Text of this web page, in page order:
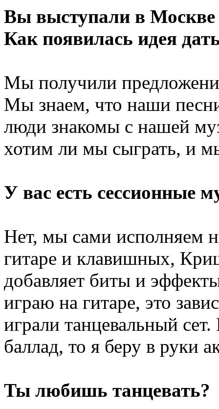
Вы выступали в Москве
Как появилась идея
Мы получили
Мы знаем, что наши
люди знакомы с нашей
хотим ли мы сыграть, и
У вас есть сессионные
Нет, мы сами исполняем
гитаре и клавишных,
добавляет биты и
играю на гитаре, это
играли танцевальный
баллад, то я беру в руки
Ты любишь танцевать?